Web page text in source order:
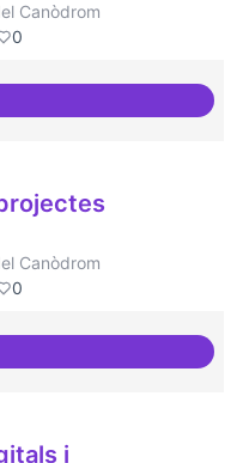
Canòdrom
0
digital i tradicional
Canòdrom
0
en xarxa amb projectes
i